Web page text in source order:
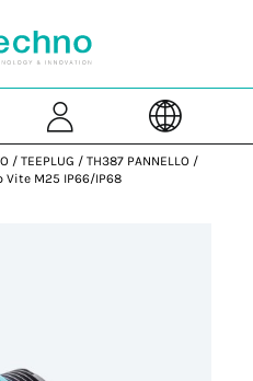
/ TEEPLUG / TH387 PANNELLO /
Vite M25 IP66/IP68